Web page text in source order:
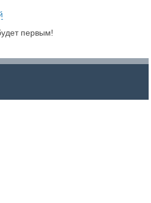
первым!